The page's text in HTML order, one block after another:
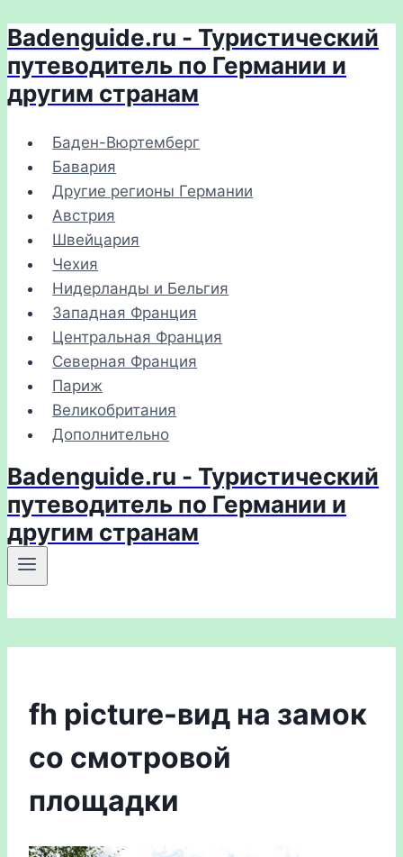
Перейти
к
содержимому
Badenguide.ru - Туристический
путеводитель по Германии и
другим странам
Баден-Вюртемберг
Бавария
Другие регионы Германии
Австрия
Швейцария
Чехия
Нидерланды и Бельгия
Западная Франция
Центральная Франция
Северная Франция
Париж
Великобритания
Дополнительно
Badenguide.ru - Туристический
путеводитель по Германии и
другим странам
fh picture-вид на замок
со смотровой
площадки